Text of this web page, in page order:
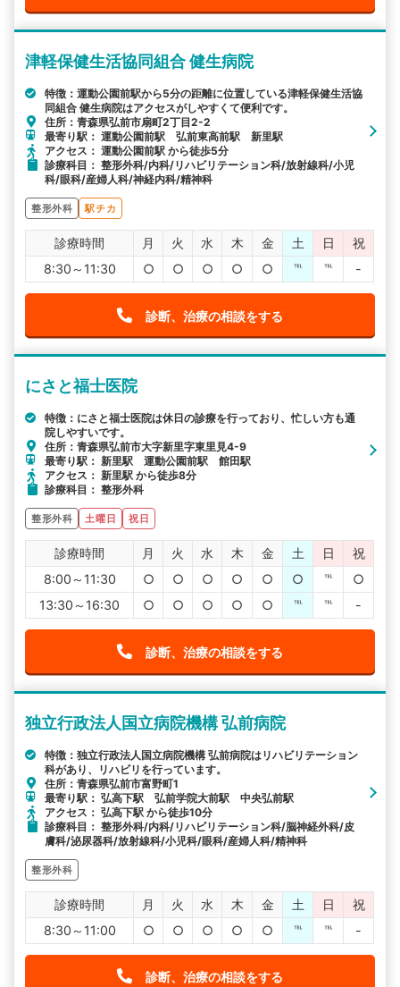
津軽保健生活協同組合 健生病院
特徴：運動公園前駅から5分の距離に位置している津軽保健生活協
同組合 健生病院はアクセスがしやすくて便利です。
住所：青森県弘前市扇町2丁目2-2
最寄り駅： 運動公園前駅 弘前東高前駅 新里駅
アクセス： 運動公園前駅 から徒歩5分
診療科目： 整形外科/内科/リハビリテーション科/放射線科/小児
科/眼科/産婦人科/神経内科/精神科
整形外科 駅チカ
診療時間 月 火 水 木 金 土 日
祝
8:30～11:30
○ ○ ○ ○ ○ ℡ ℡ -
診断、治療の相談をする
にさと福士医院
特徴：にさと福士医院は休日の診療を行っており、忙しい方も通
院しやすいです。
住所：青森県弘前市大字新里字東里見4-9
最寄り駅： 新里駅 運動公園前駅 館田駅
アクセス： 新里駅 から徒歩8分
診療科目： 整形外科
整形外科 土曜日 祝日
診療時間 月 火 水 木 金 土 日
祝
8:00～11:30
○ ○ ○ ○ ○ ○ ℡
○
13:30～16:30
○ ○ ○ ○ ○ ℡ ℡ -
診断、治療の相談をする
独立行政法人国立病院機構 弘前病院
特徴：独立行政法人国立病院機構 弘前病院はリハビリテーション
科があり、リハビリを行っています。
住所：青森県弘前市富野町1
最寄り駅： 弘高下駅 弘前学院大前駅 中央弘前駅
アクセス： 弘高下駅 から徒歩10分
診療科目： 整形外科/内科/リハビリテーション科/脳神経外科/皮
膚科/泌尿器科/放射線科/小児科/眼科/産婦人科/精神科
整形外科
診療時間 月 火 水 木 金 土 日
祝
8:30～11:00
○ ○ ○ ○ ○ ℡ ℡ -
診断、治療の相談をする